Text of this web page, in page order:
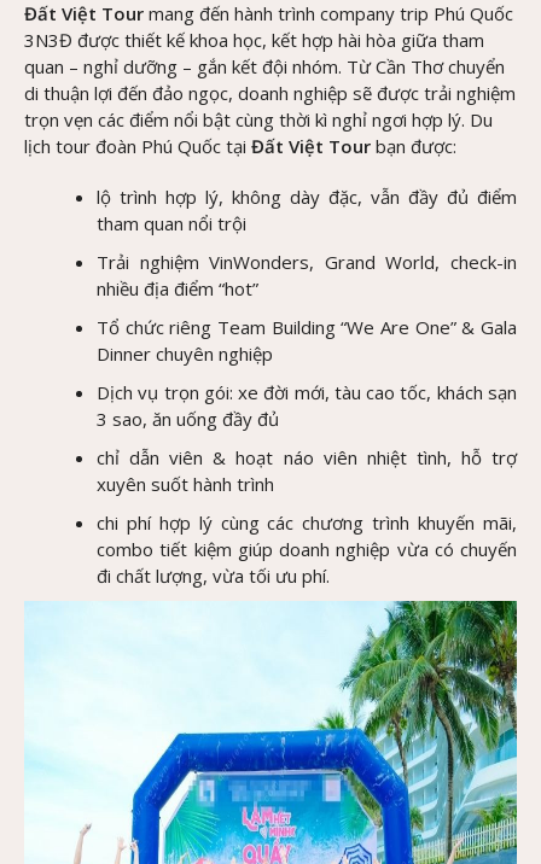
Đất Việt Tour mang đến hành trình company trip Phú Quốc
3N3Đ được thiết kế khoa học, kết hợp hài hòa giữa tham
quan – nghỉ dưỡng – gắn kết đội nhóm. Từ Cần Thơ chuyển
di thuận lợi đến đảo ngọc, doanh nghiệp sẽ được trải nghiệm
trọn vẹn các điểm nổi bật cùng thời kì nghỉ ngơi hợp lý. Du
lịch tour đoàn Phú Quốc tại Đất Việt Tour bạn được:
lộ trình hợp lý, không dày đặc, vẫn đầy đủ điểm
tham quan nổi trội
Trải nghiệm VinWonders, Grand World, check-in
nhiều địa điểm “hot”
Tổ chức riêng Team Building “We Are One” & Gala
Dinner chuyên nghiệp
Dịch vụ trọn gói: xe đời mới, tàu cao tốc, khách sạn
3 sao, ăn uống đầy đủ
chỉ dẫn viên & hoạt náo viên nhiệt tình, hỗ trợ
xuyên suốt hành trình
chi phí hợp lý cùng các chương trình khuyến mãi,
combo tiết kiệm giúp doanh nghiệp vừa có chuyến
đi chất lượng, vừa tối ưu phí.